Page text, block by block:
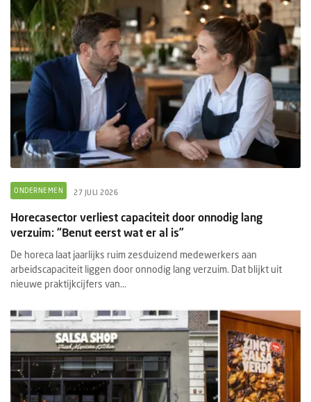
ONDERNEMEN 27 JULI 2026
Horecasector verliest capaciteit door onnodig lang
verzuim: “Benut eerst wat er al is”
De horeca laat jaarlijks ruim zesduizend medewerkers aan
arbeidscapaciteit liggen door onnodig lang verzuim. Dat blijkt uit
nieuwe praktijkcijfers van...